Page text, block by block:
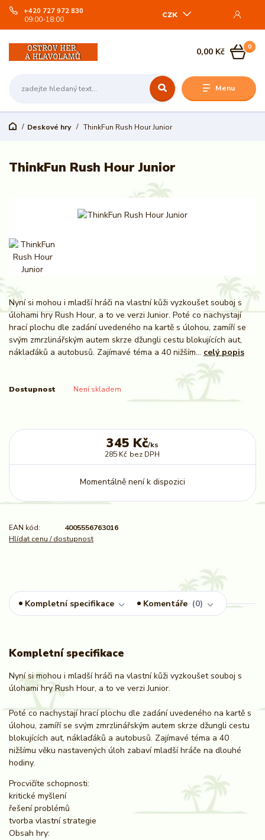
Menu
CZK
+420 727 972 830
09:00-18:00
0
0,00 Kč
Deskové hry ThinkFun Rush Hour Junior
ThinkFun Rush Hour Junior
Nyní si mohou i mladší hráči na vlastní kůži vyzkoušet souboj s
úlohami hry Rush Hour, a to ve verzi Junior. Poté co nachystají
hrací plochu dle zadání uvedeného na kartě s úlohou, zamíří se
svým zmrzlinářským autem skrze džungli cestu blokujících aut,
náklaďáků a autobusů. Zajímavé téma a 40 nižším... celý popis
Dostupnost Není skladem
345 Kč/ks
285 Kč bez DPH
Momentálně není k dispozici
EAN kód:
4005556763016
Hlídat cenu / dostupnost
Kompletní specifikace Komentáře 0
Kompletní specifikace
Nyní si mohou i mladší hráči na vlastní kůži vyzkoušet souboj s
úlohami hry Rush Hour, a to ve verzi Junior.
Poté co nachystají hrací plochu dle zadání uvedeného na kartě s
úlohou, zamíří se svým zmrzlinářským autem skrze džungli cestu
blokujících aut, náklaďáků a autobusů. Zajímavé téma a 40
nižšímu věku nastavených úloh zabaví mladší hráče na dlouhé
hodiny.
Procvičíte schopnosti:
kritické myšlení
řešení problémů
tvorba vlastní strategie
Obsah hry: